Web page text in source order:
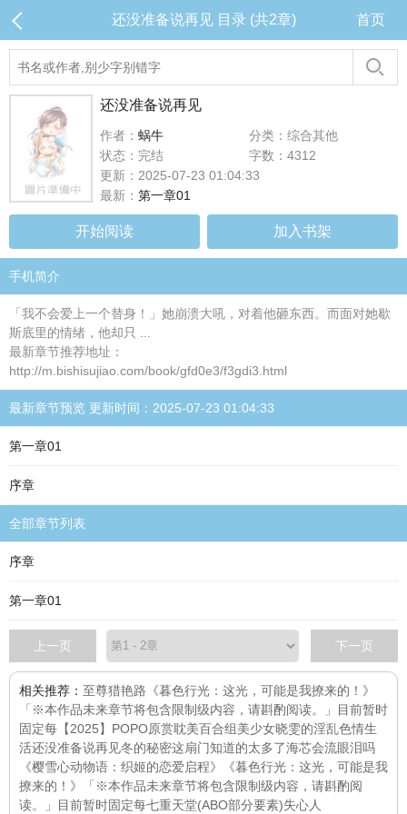
还没准备说再见 目录 (共2章) 首页
还没准备说再见
作者： 蜗牛
分类：综合其他
状态：完结
字数：4312
更新：2025-07-23 01:04:33
最新： 第一章01
开始阅读 加入书架
手机简介
「我不会爱上一个替身！」她崩溃大吼，对着他砸东西。而面对她歇
斯底里的情绪，他却只 ...
最新章节推荐地址：
http://m.bishisujiao.com/book/gfd0e3/f3gdi3.html
最新章节预览 更新时间：2025-07-23 01:04:33
第一章01
序章
全部章节列表
序章
第一章01
上一页 下一页
相关推荐： 至尊猎艳路 《暮色行光：这光，可能是我撩来的！》
「※本作品未来章节将包含限制级内容，请斟酌阅读。」目前暂时
固定每 【2025】POPO原赏耽美百合组美少女晓雯的淫乱色情生
活还没准备说再见冬的秘密这扇门知道的太多了海芯会流眼泪吗
《樱雪心动物语：织姬的恋爱启程》
《暮色行光：这光，可能是我
撩来的！》「※本作品未来章节将包含限制级内容，请斟酌阅
读。」目前暂时固定每七重天堂(ABO部分要素)失心人